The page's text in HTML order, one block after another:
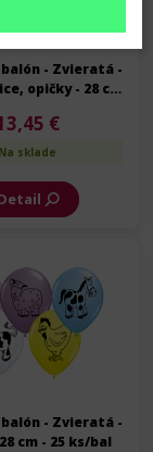
- Zvieratá -
opičky - 28 cm
€
Na sklade
- Zvieratá -
cm - 25 ks/bal